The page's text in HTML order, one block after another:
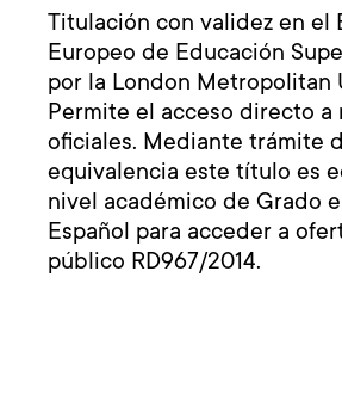
Titulación con validez en el
Europeo de Educación
por la London Metropolitan
Permite el acceso directo a
oficiales. Mediante trámite
equivalencia este título es
nivel académico de Grado
Español para acceder a
público RD967/2014.